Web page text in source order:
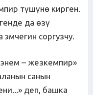
түшүнө кирген.
да өзү
соргузчу.
– жезкемпир»
санын
деп, башка